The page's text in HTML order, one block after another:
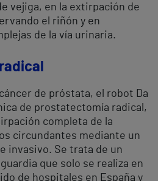
vejiga, en la extirpación de
el riñón y en
de la vía urinaria.
de próstata, el robot Da
de prostatectomía radical,
completa de la
circundantes mediante un
invasivo. Se trata de un
que solo se realiza en
de hospitales en España y